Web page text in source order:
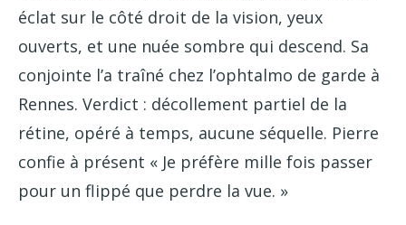
éclat sur le côté droit de la vision, yeux
ouverts, et une nuée sombre qui descend. Sa
conjointe l’a traîné chez l’ophtalmo de garde à
Rennes. Verdict : décollement partiel de la
rétine, opéré à temps, aucune séquelle. Pierre
confie à présent « Je préfère mille fois passer
pour un flippé que perdre la vue. »